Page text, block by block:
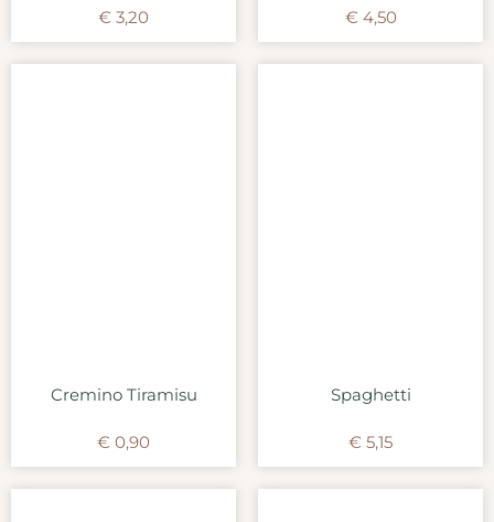
€ 3,20 € 4,50
Cremino Tiramisu
€ 0,90
Spaghetti
€ 5,15